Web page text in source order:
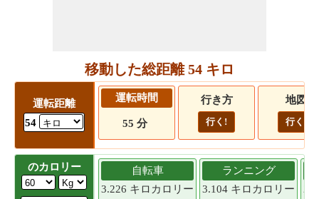
移動した総距離 54 キロ
運転距離
54
運転時間
55 分
行き方
行く!
地図
行く!
のカロリー
自転車
3.226 キロカロリー
ランニング
3.104 キロカロリー